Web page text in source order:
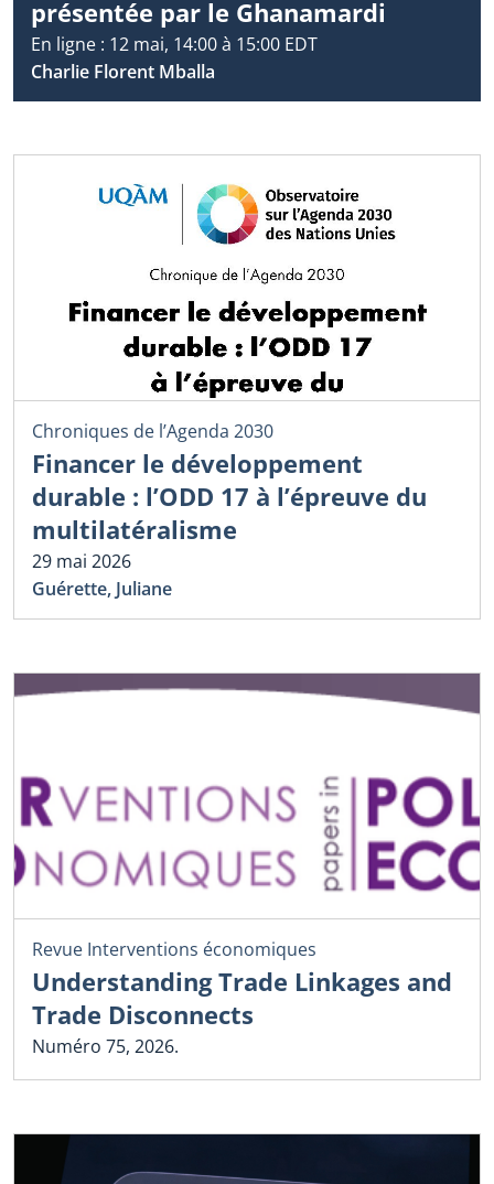
présentée par le Ghanamardi
En ligne : 12 mai, 14:00 à 15:00 EDT
Charlie Florent Mballa
Chroniques de l’Agenda 2030
Financer le développement
durable : l’ODD 17 à l’épreuve du
multilatéralisme
29 mai 2026
Guérette, Juliane
Revue Interventions économiques
Understanding Trade Linkages and
Trade Disconnects
Numéro 75, 2026.